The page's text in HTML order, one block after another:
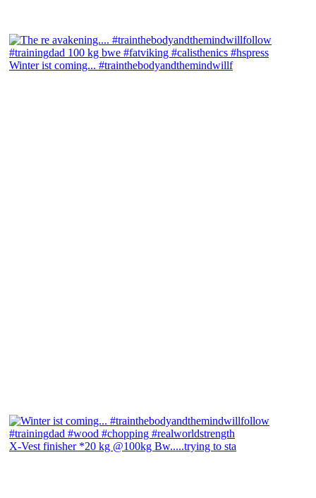
Winter ist coming... #trainthebodyandthemindwillf
X-Vest finisher *20 kg @100kg Bw.....trying to sta